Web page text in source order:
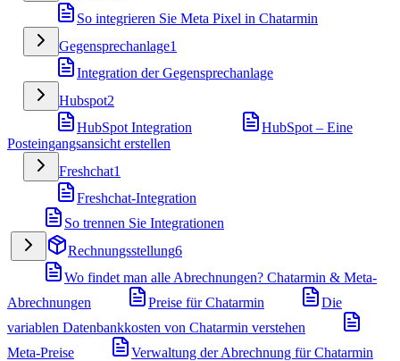
So integrieren Sie Meta Pixel in Chatarmin
Gegensprechanlage1
Integration der Gegensprechanlage
Hubspot2
HubSpot Integration
HubSpot – Eine
Posteingangsansicht erstellen
Freshchat1
Freshchat-Integration
So trennen Sie Integrationen
Rechnungsstellung6
Wo findet man alle Abrechnungen? Chatarmin & Meta-
Abrechnungen
Preise für Chatarmin
Die
variablen Datenbankkosten von Chatarmin verstehen
Meta-Preise
Verwaltung der Abrechnung für Chatarmin